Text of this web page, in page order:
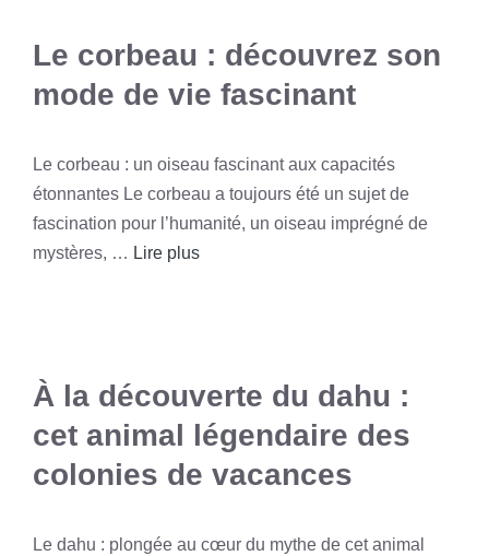
Le corbeau : découvrez son
mode de vie fascinant
Le corbeau : un oiseau fascinant aux capacités
étonnantes Le corbeau a toujours été un sujet de
fascination pour l’humanité, un oiseau imprégné de
mystères, … Lire plus
À la découverte du dahu :
cet animal légendaire des
colonies de vacances
Le dahu : plongée au cœur du mythe de cet animal